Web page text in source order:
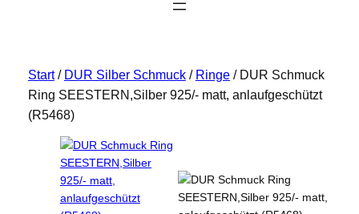
Start/ DUR Silber Schmuck/ Ringe/ DUR Schmuck
Ring SEESTERN,Silber 925/- matt, anlaufgeschützt
(R5468)